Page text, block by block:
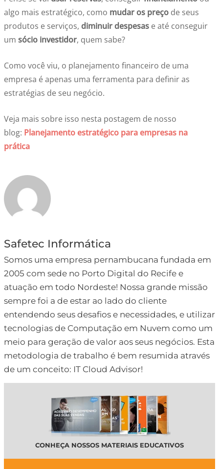
algo mais estratégico, como mudar os preço de seus
produtos e serviços, diminuir despesas e até conseguir
um sócio investidor, quem sabe?
Como você viu, o planejamento financeiro de uma
empresa é apenas uma ferramenta para definir as
estratégias de seu negócio.
Veja mais sobre isso nesta postagem de nosso
blog: Planejamento estratégico para empresas na
prática
Safetec Informática
Somos uma empresa pernambucana fundada em
2005 com sede no Porto Digital do Recife e
atuação em todo Nordeste! Nossa grande missão
sempre foi a de estar ao lado do cliente
entendendo seus desafios e necessidades, e utilizar
tecnologias de Computação em Nuvem como um
meio para geração de valor aos seus negócios. Esta
metodologia de trabalho é bem resumida através
de um conceito: IT Cloud Advisor!
CONHEÇA NOSSOS MATERIAIS EDUCATIVOS